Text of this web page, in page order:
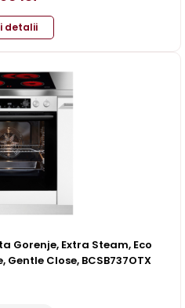
detalii
Gorenje, Extra Steam, Eco
Gentle Close, BCSB737OTX